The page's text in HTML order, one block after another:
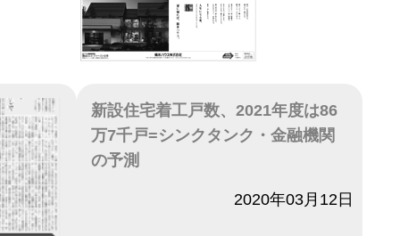
新設住宅着工戸数、2021年度は86
万7千戸=シンクタンク・金融機関
の予測
2020年03月12日